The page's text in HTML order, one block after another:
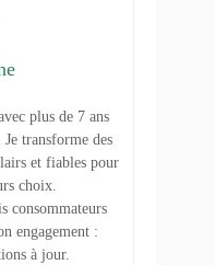
plus de 7 ans
transforme des
et fiables pour
choix.
consommateurs
engagement :
à jour.